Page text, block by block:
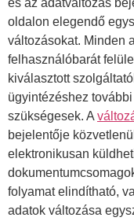
oldalon elegendő
változásokat. Minden
felhasználóbarát
kiválasztott
ügyintézéshez
szükségesek. A
bejelentője
elektronikusan
folyamat elindítható,
adatok változása